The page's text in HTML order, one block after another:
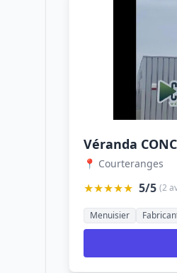
Véranda
📍 Courteranges
★★★★★ 5/5 (2
Menuisier